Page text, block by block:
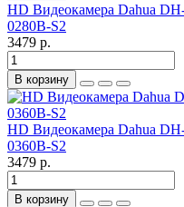
HD Видеокамера Dahua
0280B-S2
3479 р.
В корзину
HD Видеокамера Dahua
0360B-S2
3479 р.
В корзину